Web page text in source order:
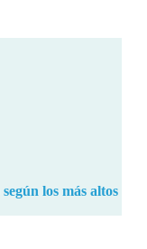
según los más altos